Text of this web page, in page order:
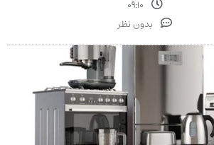
۰۹:۱۰
بدون نظر